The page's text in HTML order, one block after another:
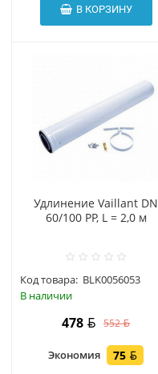
В КОРЗИНУ
Удлинение Vaillant DN
60/100 PP, L = 2,0 м
Код товара: BLK0056053
В наличии
478 552
Экономия 75